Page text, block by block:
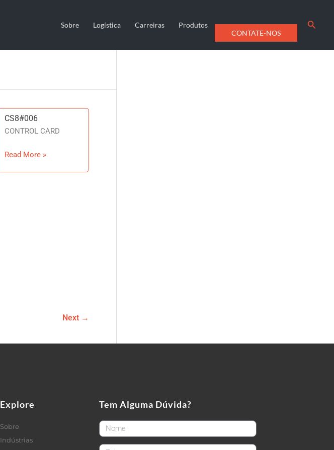
Sobre Logística Carreiras
Produtos
CONTATE-NOS
CS8#006
CONTROL CARD
CS8#006
Read More »
Next →
Explore
Sobre
Indústrias
Tem Alguma Dúvida?
FirstName